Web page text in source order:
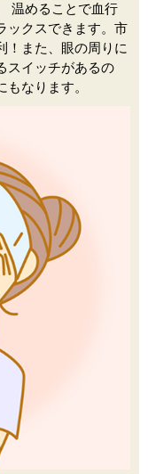
温めることで血行
ックスできます。市
！また、眼の周りに
スイッチがあるの
なります。